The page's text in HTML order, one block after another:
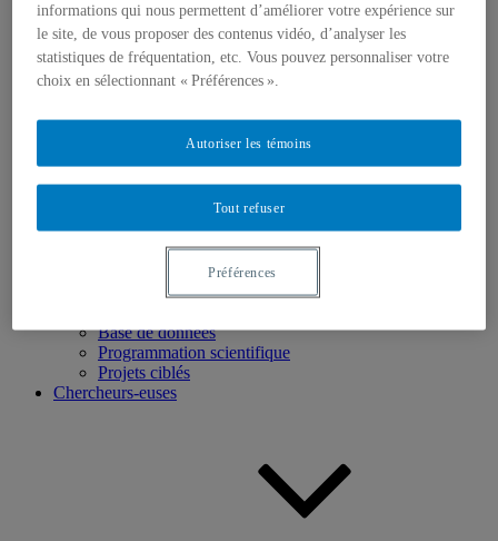
Activités
Événements à venir
Archives et bilans
Colloque international CRISES
Vidéos et baladodiffusions
Base de données
Programmation scientifique
Projets ciblés
Chercheurs-euses
informations qui nous permettent d’améliorer votre expérience sur
le site, de vous proposer des contenus vidéo, d’analyser les
statistiques de fréquentation, etc. Vous pouvez personnaliser votre
choix en sélectionnant « Préférences ».
Tout refuser
Autoriser les témoins
Préférences